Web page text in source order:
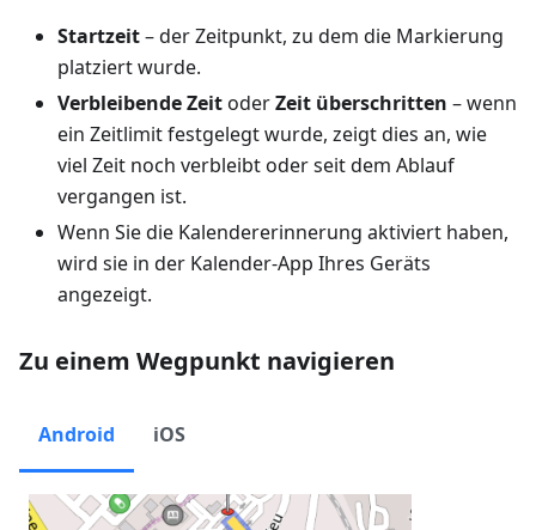
Startzeit– der Zeitpunkt, zu dem die Markierung
platziert wurde.
Verbleibende ZeitoderZeit überschritten – wenn
ein Zeitlimit festgelegt wurde, zeigt dies an, wie
viel Zeit noch verbleibt oder seit dem Ablauf
vergangen ist.
Wenn Sie die Kalendererinnerung aktiviert haben,
wird sie in der Kalender-App Ihres Geräts
angezeigt.
Zu einem Wegpunkt navigieren
Android iOS